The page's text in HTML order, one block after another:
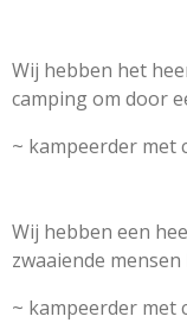
Wij hebben het
camping om door
~ kampeerder met
Wij hebben een
zwaaiende mensen
~ kampeerder met